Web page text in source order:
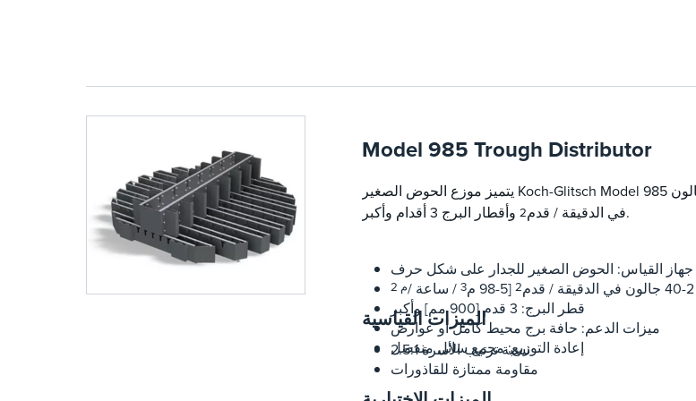
Model 985 Trough Distributor
يتميز موزع الحوض الصغير Koch-Glitsch Model 985 بشقوق الجدار الصغير وهو مثالي لمعدلات السائل 2-40 جالون
في الدقيقة / قدم2 وأقطار البرج 3 أقدام وأكبر.
2 [5-98 م 3 / ساعة /م 2
قطر البرج: 3 قدم [900 مم] وأكبر
ميزات الدعم: حافة برج محيط كامل أو عوارض
إعادة التوزيع: مجمع سائل منفصل
الميزات القياسية
نسبة ترتيب الأسرة 2.5:1
مقاومة ممتازة للقاذورات